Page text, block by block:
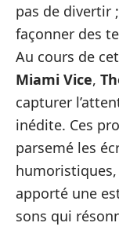
pas de divertir
façonner des
Au cours de
Miami Vice,
capturer
inédite. Ces
parsemé les
apporté une
sons qui